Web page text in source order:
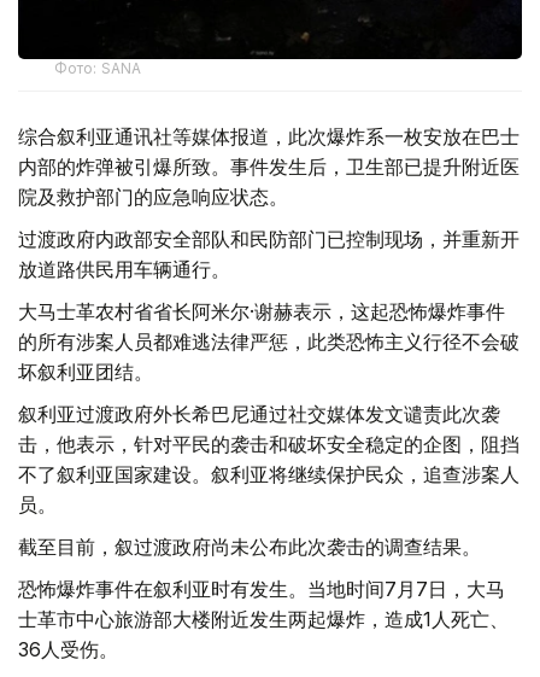
Фото: SANA
综合叙利亚通讯社等媒体报道，此次爆炸系一枚安放在巴士
内部的炸弹被引爆所致。事件发生后，卫生部已提升附近医
院及救护部门的应急响应状态。
过渡政府内政部安全部队和民防部门已控制现场，并重新开
放道路供民用车辆通行。
大马士革农村省省长阿米尔·谢赫表示，这起恐怖爆炸事件
的所有涉案人员都难逃法律严惩，此类恐怖主义行径不会破
坏叙利亚团结。
叙利亚过渡政府外长希巴尼通过社交媒体发文谴责此次袭
击，他表示，针对平民的袭击和破坏安全稳定的企图，阻挡
不了叙利亚国家建设。叙利亚将继续保护民众，追查涉案人
员。
截至目前，叙过渡政府尚未公布此次袭击的调查结果。
恐怖爆炸事件在叙利亚时有发生。当地时间7月7日，大马
士革市中心旅游部大楼附近发生两起爆炸，造成1人死亡、
36人受伤。